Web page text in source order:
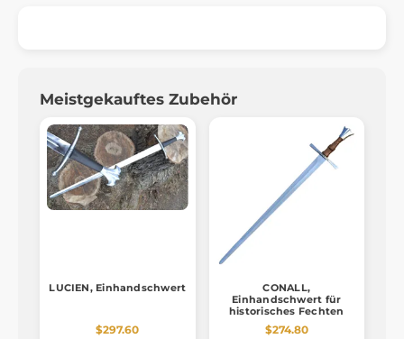
Meistgekauftes Zubehör
LUCIEN, Einhandschwert
$297.60
CONALL,
Einhandschwert für
historisches Fechten
$274.80